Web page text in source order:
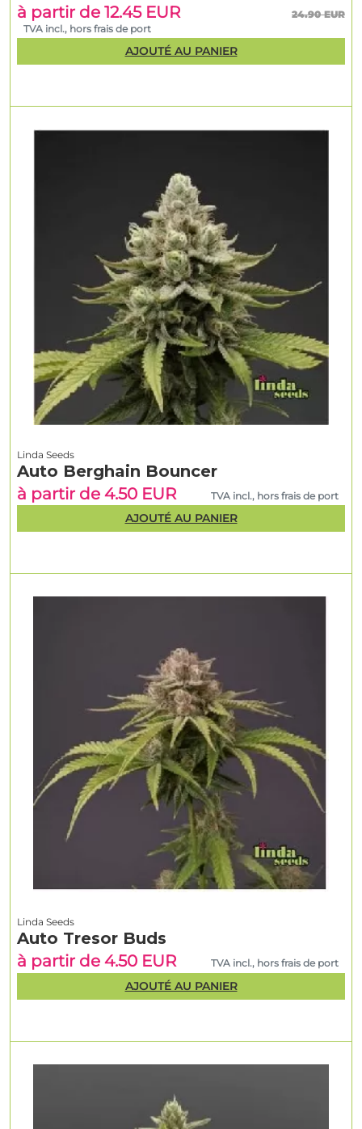
Linda Seeds
Auto Tresor Buds
à partir de 4.50 EUR
TVA incl., hors frais de port
AJOUTÉ AU PANIER
Linda Seeds
Auto Berghain Bouncer
à partir de 4.50 EUR
TVA incl., hors frais de port
AJOUTÉ AU PANIER
à partir de 12.45 EUR
24.90 EUR
TVA incl., hors frais de port
AJOUTÉ AU PANIER